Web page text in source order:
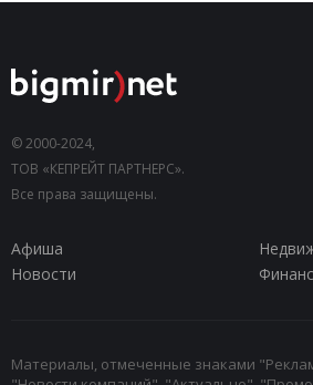
© 2000-2024,
ТОВ «КЕПРЕЙТ ПАРТНЕРС».
Все права защищены.
Афиша
Новости
Материалы, отмеченные знаками